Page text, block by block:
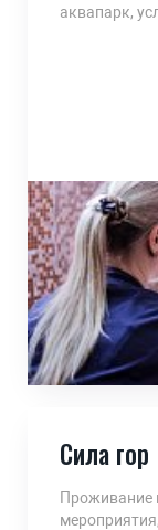
аквапарк,
Сила гор
Проживание